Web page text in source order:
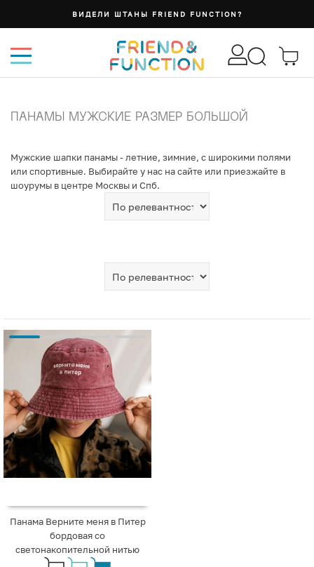
ВИДЕЛИ ШТАНЫ FRIEND FUNCTION?
ПАНАМЫ МУЖСКИЕ РАЗМЕР БОЛЬШОЙ
Мужские шапки панамы - летние, зимние, с широкими полями
или спортивные. Выбирайте у нас на сайте или приезжайте в
шоурумы в центре Москвы и Спб.
Панама Верните меня в Питер
бордовая со
светонакопительной нитью